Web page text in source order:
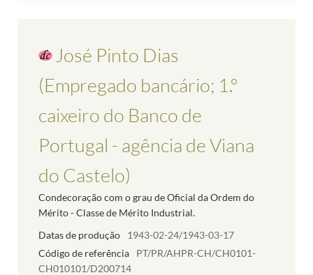
José Pinto Dias
(Empregado bancário; 1.º
caixeiro do Banco de
Portugal - agência de Viana
do Castelo)
Condecoração com o grau de Oficial da Ordem do
Mérito - Classe de Mérito Industrial.
Datas de produção
1943-02-24/1943-03-17
Código de referência
PT/PR/AHPR-CH/CH0101-
CH010101/D200714